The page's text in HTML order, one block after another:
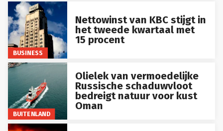
BUSINESS
Nettowinst van KBC stijgt in
het tweede kwartaal met
15 procent
BUITENLAND
Olielek van vermoedelijke
Russische schaduwvloot
bedreigt natuur voor kust
Oman